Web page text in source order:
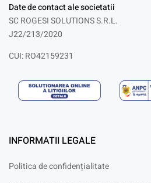
Date de contact ale societatii
SC ROGESI SOLUTIONS S.R.L.
J22/213/2020
CUI: RO42159231
INFORMATII LEGALE
Politica de confidențialitate